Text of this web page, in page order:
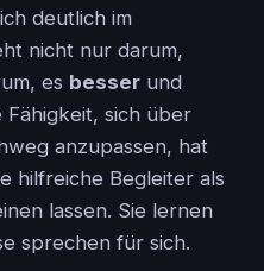
deutlich im
nicht nur darum,
es besser und
Fähigkeit, sich über
anzupassen, hat
hilfreiche Begleiter als
lassen. Sie lernen
sprechen für sich.